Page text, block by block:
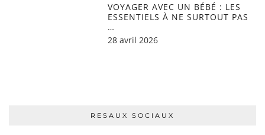
VOYAGER AVEC UN BÉBÉ : LES
ESSENTIELS À NE SURTOUT PAS
…
28 avril 2026
RESAUX SOCIAUX